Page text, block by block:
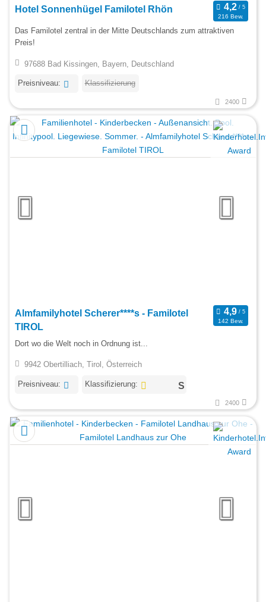
Hotel Sonnenhügel Familotel Rhön
216 Bew.
Das Familotel zentral in der Mitte Deutschlands zum attraktiven
Preis!
97688 Bad Kissingen, Bayern, Deutschland
Preisniveau: Klassifizierung
2400
Almfamilyhotel Scherer****s - Familotel
TIROL
142 Bew.
Dort wo die Welt noch in Ordnung ist...
9942 Obertilliach, Tirol, Österreich
Preisniveau: Klassifizierung:
2400